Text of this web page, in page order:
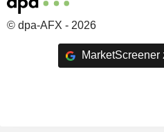
© dpa-AFX - 2026